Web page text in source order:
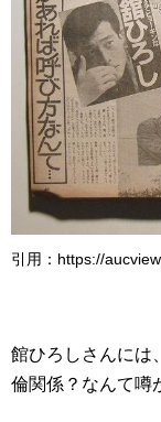
引用：https://
館ひろしさんには
倫関係？なんて噂